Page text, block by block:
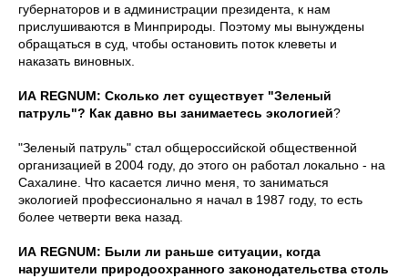
губернаторов и в администрации президента, к нам
прислушиваются в Минприроды. Поэтому мы вынуждены
обращаться в суд, чтобы остановить поток клеветы и
наказать виновных.
ИА REGNUM: Сколько лет существует "Зеленый
патруль"? Как давно вы занимаетесь экологией?
"Зеленый патруль" стал общероссийской общественной
организацией в 2004 году, до этого он работал локально - на
Сахалине. Что касается лично меня, то заниматься
экологией профессионально я начал в 1987 году, то есть
более четверти века назад.
ИА REGNUM: Были ли раньше ситуации, когда
нарушители природоохранного законодательства столь